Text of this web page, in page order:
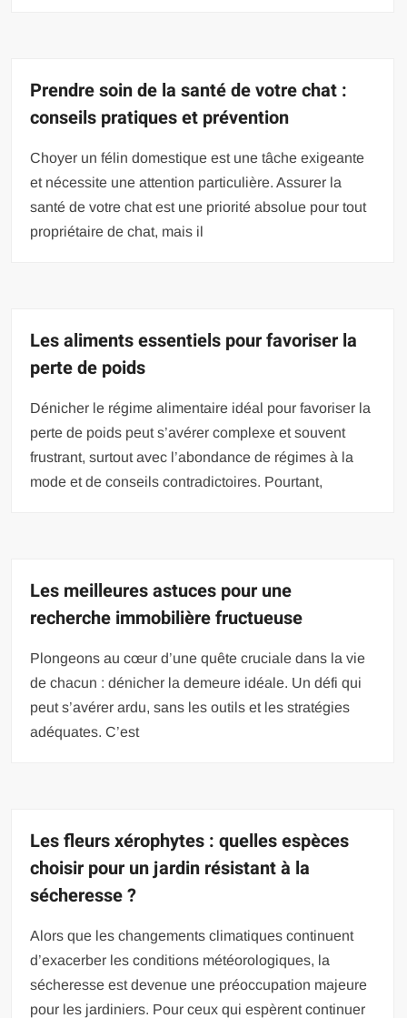
Prendre soin de la santé de votre chat :
conseils pratiques et prévention
Choyer un félin domestique est une tâche exigeante
et nécessite une attention particulière. Assurer la
santé de votre chat est une priorité absolue pour tout
propriétaire de chat, mais il
Les aliments essentiels pour favoriser la
perte de poids
Dénicher le régime alimentaire idéal pour favoriser la
perte de poids peut s’avérer complexe et souvent
frustrant, surtout avec l’abondance de régimes à la
mode et de conseils contradictoires. Pourtant,
Les meilleures astuces pour une
recherche immobilière fructueuse
Plongeons au cœur d’une quête cruciale dans la vie
de chacun : dénicher la demeure idéale. Un défi qui
peut s’avérer ardu, sans les outils et les stratégies
adéquates. C’est
Les fleurs xérophytes : quelles espèces
choisir pour un jardin résistant à la
sécheresse ?
Alors que les changements climatiques continuent
d’exacerber les conditions météorologiques, la
sécheresse est devenue une préoccupation majeure
pour les jardiniers. Pour ceux qui espèrent continuer